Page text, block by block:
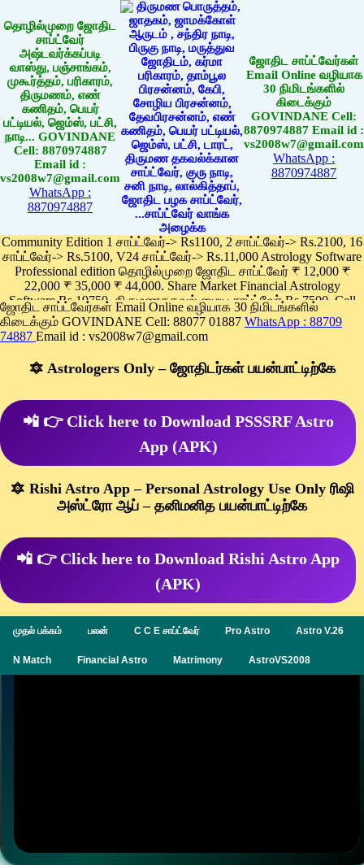
தொழில்முறை ஜோதிட
சாப்ட்வேர்
அஷ்டவர்க்கப்படி
வாஸ்து, பஞ்சாங்கம்,
முகூர்த்தம், பரிகாரம்,
திருமணம், எண்
கணிதம், பெயர்
பட்டியல், ஜெம்ஸ், பட்சி,
நாடி... GOVINDANE
Cell: 8870974887
Email id :
vs2008w7@gmail.com
WhatsApp :
8870974887
ஜோதிட சாப்ட்வேர்கள்
Email Online வழியாக
30 நிமிடங்களில்
கிடைக்கும்
GOVINDANE Cell:
8870974887 Email id :
vs2008w7@gmail.com
WhatsApp :
8870974887
Community Edition 1 சாப்ட்வேர்-> Rs1100, 2 சாப்ட்வேர்-> Rs.2100, 16
சாப்ட்வேர்-> Rs.5100, V24 சாப்ட்வேர்-> Rs.11,000 Astrology Software
Professional edition தொழில்முறை ஜோதிட சாப்ட்வேர் ₹ 12,000 ₹
22,000 ₹ 35,000 ₹ 44,000. Share Market Financial Astrology
Software Rs.19750, திருமணதகவல் மைய சாப்ட்வேர் Rs.7500, Cell
Phone App Rs. 1100
Pay online
ஜோதிட சாப்ட்வேர்கள் Email Online வழியாக 30 நிமிடங்களில்
கிடைக்கும் GOVINDANE Cell: 88077 01887 WhatsApp : 88709
74887 Email id : vs2008w7@gmail.com
🔯 Astrologers Only – ஜோதிடர்கள் பயன்பாட்டிற்கே
📲 👉 Click here to Download PSSSRF Astro
App (APK)
🔯 Rishi Astro App – Personal Astrology Use Only ரிஷி
அஸ்ட்ரோ ஆப் – தனிமனித பயன்பாட்டிற்கே
📲 👉 Click here to Download Rishi Astro App
(APK)
முதல் பக்கம் பலன் C C E சாப்ட்வேர் Pro Astro Astro V.26
N Match Financial Astro Matrimony AstroVS2008